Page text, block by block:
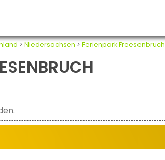
> Niedersachsen > Ferienpark Freesenbruch